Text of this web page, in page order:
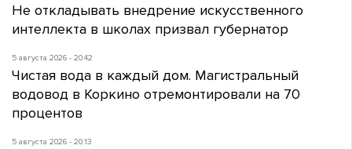
Не откладывать внедрение искусственного
интеллекта в школах призвал губернатор
5 августа 2026 - 20:42
Чистая вода в каждый дом. Магистральный
водовод в Коркино отремонтировали на 70
процентов
5 августа 2026 - 20:13